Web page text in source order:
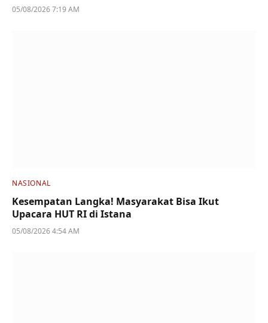
05/08/2026 7:19 AM
NASIONAL
Kesempatan Langka! Masyarakat Bisa Ikut
Upacara HUT RI di Istana
05/08/2026 4:54 AM